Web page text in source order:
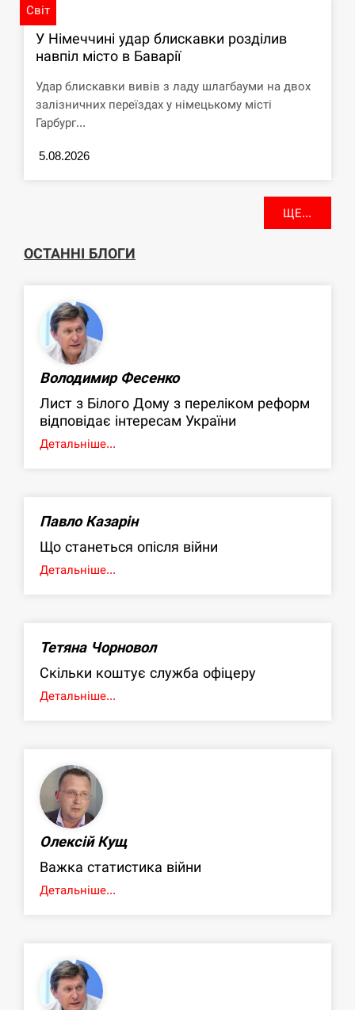
Світ
У Німеччині удар блискавки розділив
навпіл місто в Баварії
Удар блискавки вивів з ладу шлагбауми на двох
залізничних переїздах у німецькому місті
Гарбург...
5.08.2026
ЩЕ...
ОСТАННІ БЛОГИ
Володимир Фесенко
Лист з Білого Дому з переліком реформ
відповідає інтересам України
Детальніше...
Павло Казарін
Що станеться опісля війни
Детальніше...
Тетяна Чорновол
Скільки коштує служба офіцеру
Детальніше...
Олексій Кущ
Важка статистика війни
Детальніше...